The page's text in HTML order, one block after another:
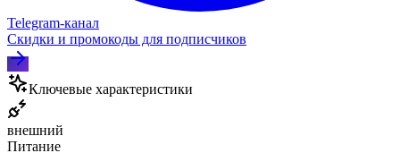
Telegram‑канал
Скидки и промокоды для подписчиков
Ключевые характеристики
внешний
Питание